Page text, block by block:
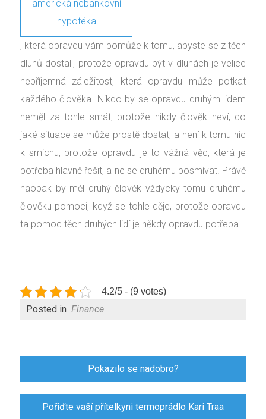
americká nebankovní
hypotéka
, která opravdu vám pomůže k tomu, abyste se z těch
dluhů dostali, protože opravdu být v dluhách je velice
nepříjemná záležitost, která opravdu může potkat
každého člověka. Nikdo by se opravdu druhým lidem
neměl za tohle smát, protože nikdy člověk neví, do
jaké situace se může prostě dostat, a není k tomu nic
k smíchu, protože opravdu je to vážná věc, která je
potřeba hlavně řešit, a ne se druhému posmívat. Právě
naopak by měl druhý člověk vždycky tomu druhému
člověku pomoci, když se tohle děje, protože opravdu
ta pomoc těch druhých lidí je někdy opravdu potřeba.
4.2/5 - (9 votes)
Posted in Finance
Pokazilo se nadobro?
Pořiďte vaší přítelkyni termoprádlo Kari Traa